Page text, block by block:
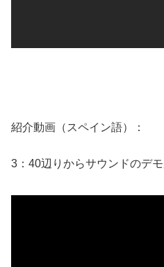
紹介動画（スペイン語）：
3：40辺りからサウンドのデモ